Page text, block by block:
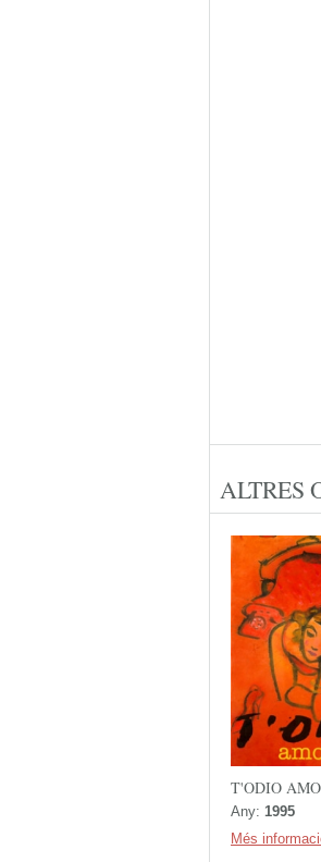
ALTRES
T'ODIO
Any: 1995
Més